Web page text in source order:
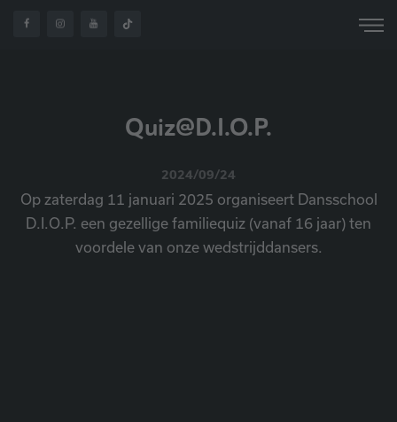
HOME
Quiz@D.I.O.P.
2024/09/24
Op zaterdag 11 januari 2025 organiseert Dansschool
D.I.O.P. een gezellige familiequiz (vanaf 16 jaar) ten
voordele van onze wedstrijddansers.